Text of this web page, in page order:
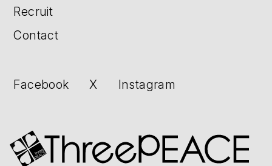
Recruit
Contact
Facebook X Instagram